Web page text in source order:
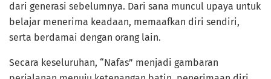
dari generasi sebelumnya. Dari sana muncul upaya untuk
belajar menerima keadaan, memaafkan diri sendiri,
serta berdamai dengan orang lain.
Secara keseluruhan, “Nafas” menjadi gambaran